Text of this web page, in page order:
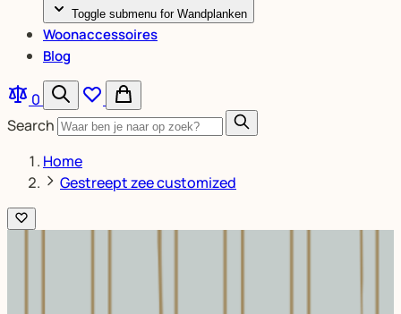
Toggle submenu for Wandplanken
Woonaccessoires
Blog
0
Search
Home
Gestreept zee customized